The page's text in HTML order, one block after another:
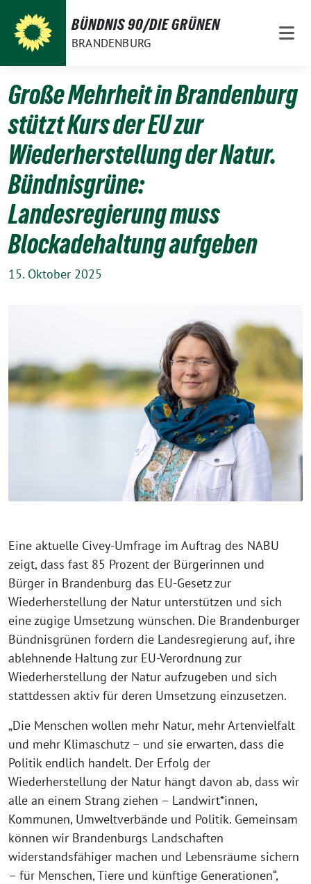
zum
Inhalt
BÜNDNIS 90/DIE GRÜNEN
BRANDENBURG
Große Mehrheit in Brandenburg
stützt Kurs der EU zur
Wiederherstellung der Natur.
Bündnisgrüne:
Landesregierung muss
Blockadehaltung aufgeben
15. Oktober 2025
Eine aktuelle Civey-Umfrage im Auftrag des NABU
zeigt, dass fast 85 Prozent der Bürgerinnen und
Bürger in Brandenburg das EU-Gesetz zur
Wiederherstellung der Natur unterstützen und sich
eine zügige Umsetzung wünschen. Die Brandenburger
Bündnisgrünen fordern die Landesregierung auf, ihre
ablehnende Haltung zur EU-Verordnung zur
Wiederherstellung der Natur aufzugeben und sich
stattdessen aktiv für deren Umsetzung einzusetzen.
„Die Menschen wollen mehr Natur, mehr Artenvielfalt
und mehr Klimaschutz – und sie erwarten, dass die
Politik endlich handelt. Der Erfolg der
Wiederherstellung der Natur hängt davon ab, dass wir
alle an einem Strang ziehen – Landwirt*innen,
Kommunen, Umweltverbände und Politik. Gemeinsam
können wir Brandenburgs Landschaften
widerstandsfähiger machen und Lebensräume sichern
– für Menschen, Tiere und künftige Generationen“,